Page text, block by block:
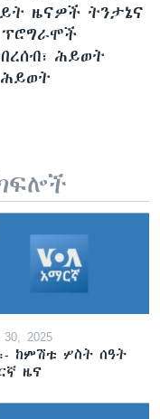
ዜናዎች ትንታኔና
ሕይወት
ሕይወት
2025
ከምሽቱ ሦስት ሰዓት
ዜና